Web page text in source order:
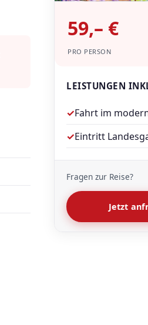
59,– €
PRO PERSON
LEISTUNGEN
✓Fahrt im
✓Eintritt
Fragen zur Reise?
Jetzt